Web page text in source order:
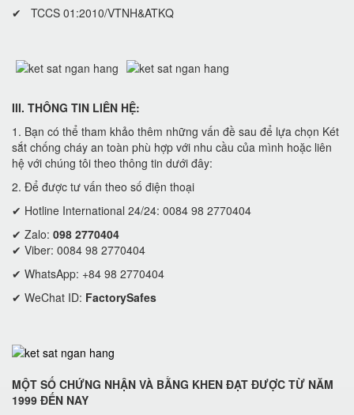
✔ TCCS 01:2010/VTNH&ATKQ
III. THÔNG TIN LIÊN HỆ:
1. Bạn có thể tham khảo thêm những vấn đề sau để lựa chọn Két
sắt chống cháy an toàn phù hợp với nhu cầu của mình hoặc liên
hệ với chúng tôi theo thông tin dưới đây:
2. Để được tư vấn theo số điện thoại
✔ Hotline International 24/24: 0084 98 2770404
✔ Zalo: 098 2770404
✔ Viber: 0084 98 2770404
✔ WhatsApp: +84 98 2770404
✔ WeChat ID: FactorySafes
MỘT SỐ CHỨNG NHẬN VÀ BẰNG KHEN ĐẠT ĐƯỢC TỪ NĂM
1999 ĐẾN NAY